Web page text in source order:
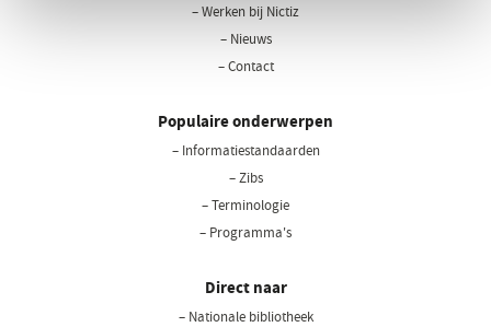
– Werken bij Nictiz
– Nieuws
– Contact
Populaire onderwerpen
– Informatiestandaarden
– Zibs
– Terminologie
– Programma's
Direct naar
– Nationale bibliotheek(opent